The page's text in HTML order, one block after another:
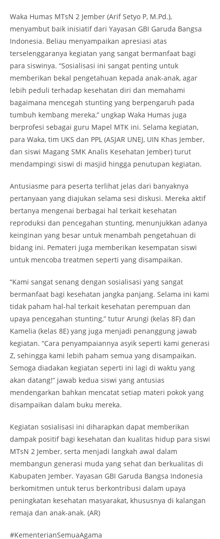
Waka Humas MTsN 2 Jember (Arif Setyo P, M.Pd.),
menyambut baik inisiatif dari Yayasan GBI Garuda Bangsa
Indonesia. Beliau menyampaikan apresiasi atas
terselenggaranya kegiatan yang sangat bermanfaat bagi
para siswinya. “Sosialisasi ini sangat penting untuk
memberikan bekal pengetahuan kepada anak-anak, agar
lebih peduli terhadap kesehatan diri dan memahami
bagaimana mencegah stunting yang berpengaruh pada
tumbuh kembang mereka,” ungkap Waka Humas juga
berprofesi sebagai guru Mapel MTK ini. Selama kegiatan,
para Waka, tim UKS dan PPL (ASJAR UNEJ, UIN Khas Jember,
dan siswi Magang SMK Analis Kesehatan Jember) turut
mendampingi siswi di masjid hingga penutupan kegiatan.
Antusiasme para peserta terlihat jelas dari banyaknya
pertanyaan yang diajukan selama sesi diskusi. Mereka aktif
bertanya mengenai berbagai hal terkait kesehatan
reproduksi dan pencegahan stunting, menunjukkan adanya
keinginan yang besar untuk menambah pengetahuan di
bidang ini. Pemateri juga memberikan kesempatan siswi
untuk mencoba treatmen seperti yang disampaikan.
“Kami sangat senang dengan sosialisasi yang sangat
bermanfaat bagi kesehatan jangka panjang. Selama ini kami
tidak paham hal-hal terkait kesehatan perempuan dan
upaya pencegahan stunting,” tutur Arungi (kelas 8F) dan
Kamelia (kelas 8E) yang juga menjadi penanggung jawab
kegiatan. “Cara penyampaiannya asyik seperti kami generasi
Z, sehingga kami lebih paham semua yang disampaikan.
Semoga diadakan kegiatan seperti ini lagi di waktu yang
akan datang!” jawab kedua siswi yang antusias
mendengarkan bahkan mencatat setiap materi pokok yang
disampaikan dalam buku mereka.
Kegiatan sosialisasi ini diharapkan dapat memberikan
dampak positif bagi kesehatan dan kualitas hidup para siswi
MTsN 2 Jember, serta menjadi langkah awal dalam
membangun generasi muda yang sehat dan berkualitas di
Kabupaten Jember. Yayasan GBI Garuda Bangsa Indonesia
berkomitmen untuk terus berkontribusi dalam upaya
peningkatan kesehatan masyarakat, khususnya di kalangan
remaja dan anak-anak. (AR)
#KementerianSemuaAgama